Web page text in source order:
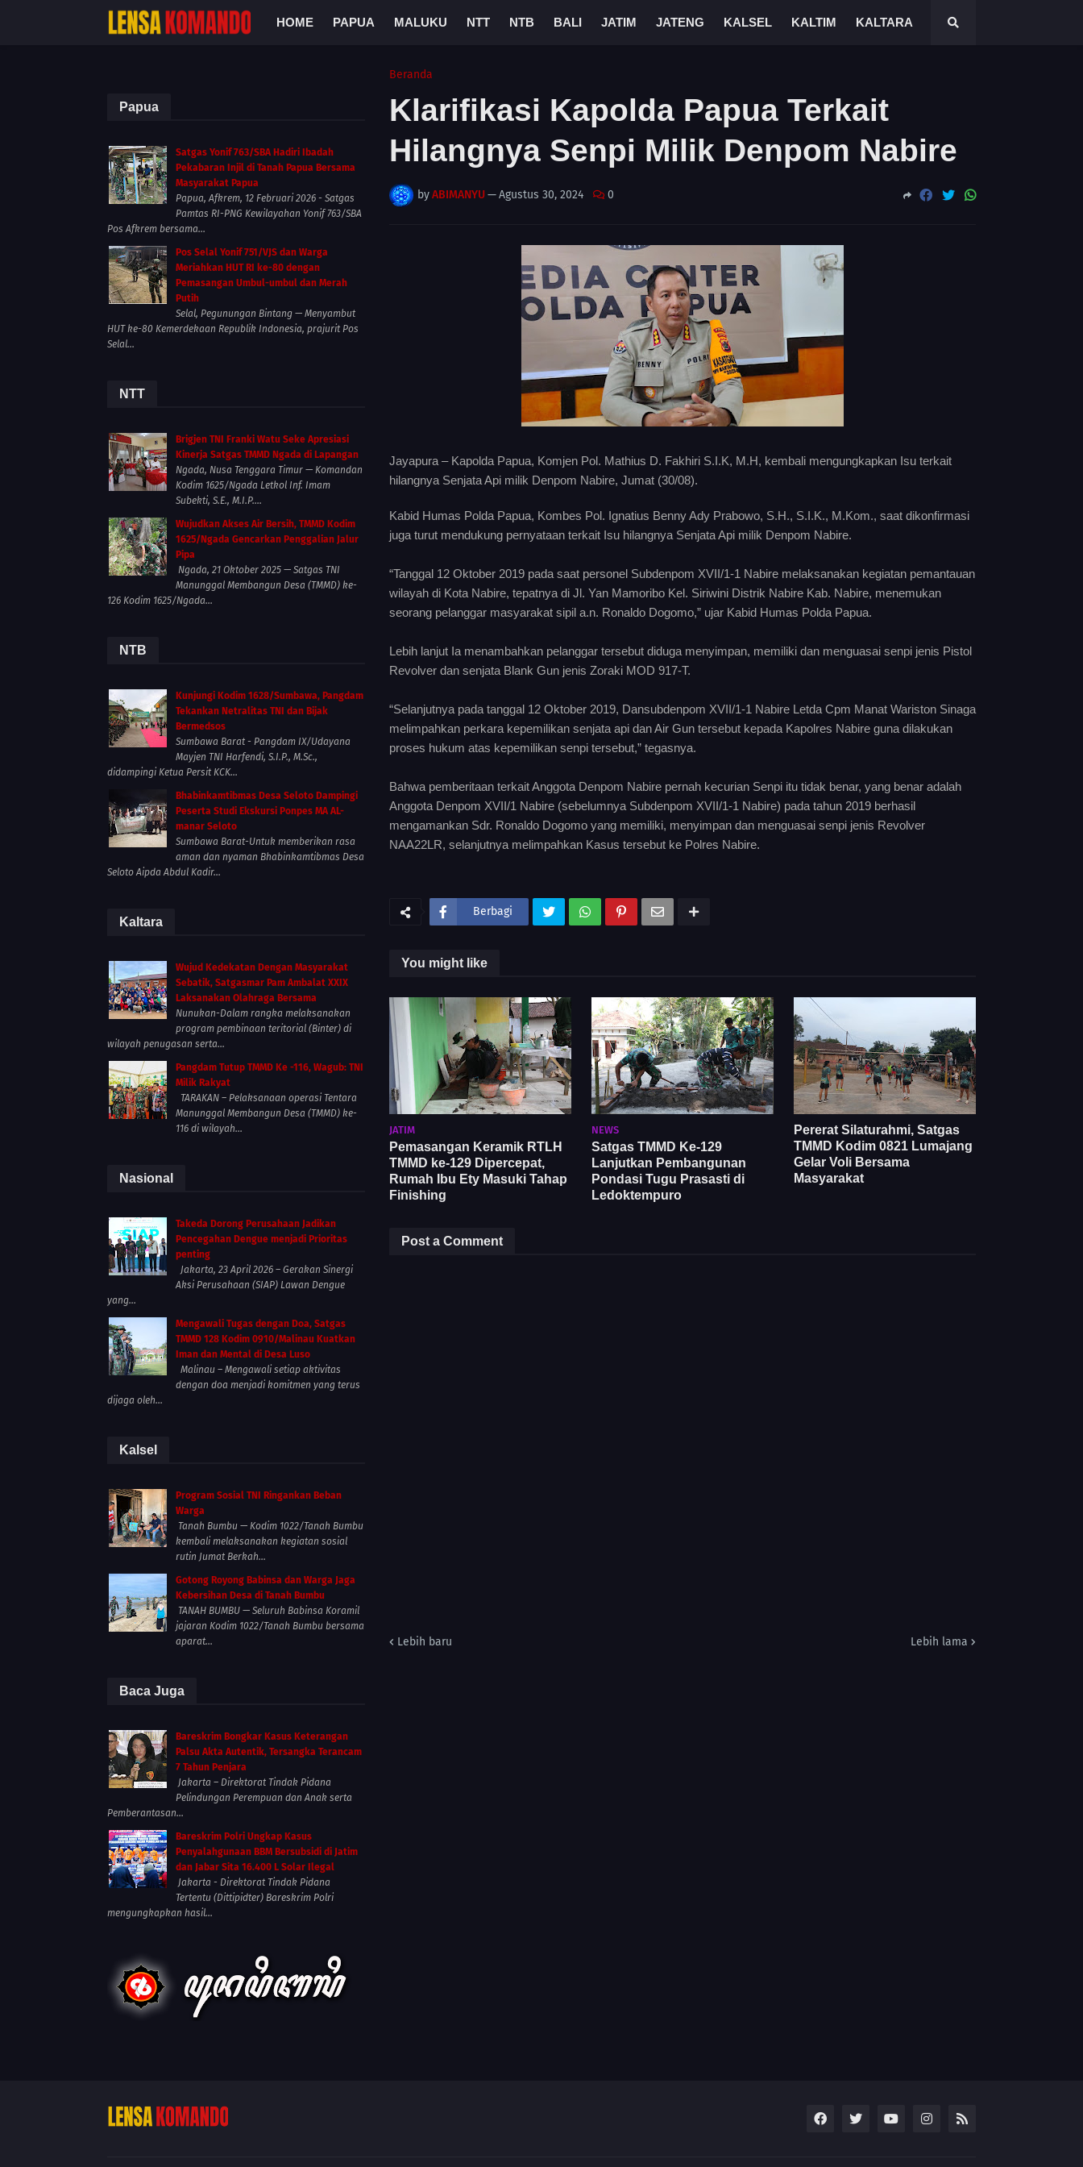
HOME PAPUA MALUKU NTT NTB BALI JATIM JATENG KALSEL KALTIM KALTARA
Beranda
Klarifikasi Kapolda Papua Terkait
Hilangnya Senpi Milik Denpom Nabire
byABIMANYU—Agustus 30, 2024 0
Jayapura – Kapolda Papua, Komjen Pol. Mathius D. Fakhiri S.I.K, M.H, kembali mengungkapkan Isu terkait
hilangnya Senjata Api milik Denpom Nabire, Jumat (30/08).
Kabid Humas Polda Papua, Kombes Pol. Ignatius Benny Ady Prabowo, S.H., S.I.K., M.Kom., saat dikonfirmasi
juga turut mendukung pernyataan terkait Isu hilangnya Senjata Api milik Denpom Nabire.
“Tanggal 12 Oktober 2019 pada saat personel Subdenpom XVII/1-1 Nabire melaksanakan kegiatan pemantauan
wilayah di Kota Nabire, tepatnya di Jl. Yan Mamoribo Kel. Siriwini Distrik Nabire Kab. Nabire, menemukan
seorang pelanggar masyarakat sipil a.n. Ronaldo Dogomo,” ujar Kabid Humas Polda Papua.
Lebih lanjut Ia menambahkan pelanggar tersebut diduga menyimpan, memiliki dan menguasai senpi jenis Pistol
Revolver dan senjata Blank Gun jenis Zoraki MOD 917-T.
“Selanjutnya pada tanggal 12 Oktober 2019, Dansubdenpom XVII/1-1 Nabire Letda Cpm Manat Wariston Sinaga
melimpahkan perkara kepemilikan senjata api dan Air Gun tersebut kepada Kapolres Nabire guna dilakukan
proses hukum atas kepemilikan senpi tersebut,” tegasnya.
Bahwa pemberitaan terkait Anggota Denpom Nabire pernah kecurian Senpi itu tidak benar, yang benar adalah
Anggota Denpom XVII/1 Nabire (sebelumnya Subdenpom XVII/1-1 Nabire) pada tahun 2019 berhasil
mengamankan Sdr. Ronaldo Dogomo yang memiliki, menyimpan dan menguasai senpi jenis Revolver
NAA22LR, selanjutnya melimpahkan Kasus tersebut ke Polres Nabire.
Berbagi
You might like
JATIM
Pemasangan Keramik RTLH
TMMD ke-129 Dipercepat,
Rumah Ibu Ety Masuki Tahap
Finishing
NEWS
Satgas TMMD Ke-129
Lanjutkan Pembangunan
Pondasi Tugu Prasasti di
Ledoktempuro
Pererat Silaturahmi, Satgas
TMMD Kodim 0821 Lumajang
Gelar Voli Bersama
Masyarakat
Post a Comment
Lebih baru Lebih lama
Papua
Satgas Yonif 763/SBA Hadiri Ibadah
Pekabaran Injil di Tanah Papua Bersama
Masyarakat Papua
Papua, Afkrem, 12 Februari 2026 - Satgas
Pamtas RI-PNG Kewilayahan Yonif 763/SBA
Pos Afkrem bersama...
Pos Selal Yonif 751/VJS dan Warga
Meriahkan HUT RI ke-80 dengan
Pemasangan Umbul-umbul dan Merah
Putih
Selal, Pegunungan Bintang — Menyambut
HUT ke-80 Kemerdekaan Republik Indonesia, prajurit Pos
Selal...
NTT
Brigjen TNI Franki Watu Seke Apresiasi
Kinerja Satgas TMMD Ngada di Lapangan
Ngada, Nusa Tenggara Timur — Komandan
Kodim 1625/Ngada Letkol Inf. Imam
Subekti, S.E., M.I.P....
Wujudkan Akses Air Bersih, TMMD Kodim
1625/Ngada Gencarkan Penggalian Jalur
Pipa
Ngada, 21 Oktober 2025 — Satgas TNI
Manunggal Membangun Desa (TMMD) ke-
126 Kodim 1625/Ngada...
NTB
Kunjungi Kodim 1628/Sumbawa, Pangdam
Tekankan Netralitas TNI dan Bijak
Bermedsos
Sumbawa Barat - Pangdam IX/Udayana
Mayjen TNI Harfendi, S.I.P., M.Sc.,
didampingi Ketua Persit KCK...
Bhabinkamtibmas Desa Seloto Dampingi
Peserta Studi Ekskursi Ponpes MA AL-
manar Seloto
Sumbawa Barat-Untuk memberikan rasa
aman dan nyaman Bhabinkamtibmas Desa
Seloto Aipda Abdul Kadir...
Kaltara
Wujud Kedekatan Dengan Masyarakat
Sebatik, Satgasmar Pam Ambalat XXIX
Laksanakan Olahraga Bersama
Nunukan-Dalam rangka melaksanakan
program pembinaan teritorial (Binter) di
wilayah penugasan serta...
Pangdam Tutup TMMD Ke -116, Wagub: TNI
Milik Rakyat
TARAKAN – Pelaksanaan operasi Tentara
Manunggal Membangun Desa (TMMD) ke-
116 di wilayah...
Nasional
Takeda Dorong Perusahaan Jadikan
Pencegahan Dengue menjadi Prioritas
penting
Jakarta, 23 April 2026 – Gerakan Sinergi
Aksi Perusahaan (SIAP) Lawan Dengue
yang...
Mengawali Tugas dengan Doa, Satgas
TMMD 128 Kodim 0910/Malinau Kuatkan
Iman dan Mental di Desa Luso
Malinau – Mengawali setiap aktivitas
dengan doa menjadi komitmen yang terus
dijaga oleh...
Kalsel
Program Sosial TNI Ringankan Beban
Warga
Tanah Bumbu — Kodim 1022/Tanah Bumbu
kembali melaksanakan kegiatan sosial
rutin Jumat Berkah...
Gotong Royong Babinsa dan Warga Jaga
Kebersihan Desa di Tanah Bumbu
TANAH BUMBU — Seluruh Babinsa Koramil
jajaran Kodim 1022/Tanah Bumbu bersama
aparat...
Baca Juga
Bareskrim Bongkar Kasus Keterangan
Palsu Akta Autentik, Tersangka Terancam
7 Tahun Penjara
Jakarta – Direktorat Tindak Pidana
Pelindungan Perempuan dan Anak serta
Pemberantasan...
Bareskrim Polri Ungkap Kasus
Penyalahgunaan BBM Bersubsidi di Jatim
dan Jabar Sita 16.400 L Solar Ilegal
Jakarta - Direktorat Tindak Pidana
Tertentu (Dittipidter) Bareskrim Polri
mengungkapkan hasil...